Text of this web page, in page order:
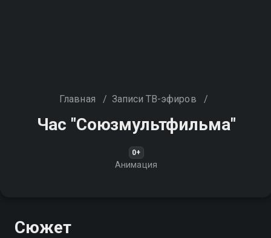
Главная / Записи ТВ-эфиров /
Час "Союзмультфильма"
0+
Анимация
Сюжет